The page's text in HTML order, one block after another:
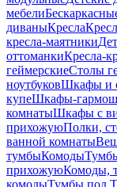
мебели
диваныКресла
кресла-маятники
оттоманкиКресла-
геймерскиеСтолы
ноутбуковШкафы и
купеШкафы-
комнатыШкафы с
прихожуюПолки,
ванной комнаты
тумбыКомоды
прихожуюКомоды,
комодыТумбы под